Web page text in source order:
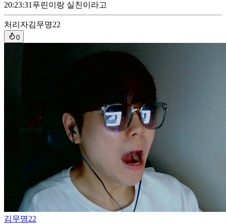
20:23:31 푸린이랑 실친이라고
처리자김무명22
0
김무명22